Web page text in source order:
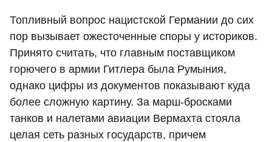
Топливный вопрос нацистской Германии до сих
пор вызывает ожесточенные споры у историков.
Принято считать, что главным поставщиком
горючего в армии Гитлера была Румыния,
однако цифры из документов показывают куда
более сложную картину. За марш-бросками
танков и налетами авиации Вермахта стояла
целая сеть разных государств, причем